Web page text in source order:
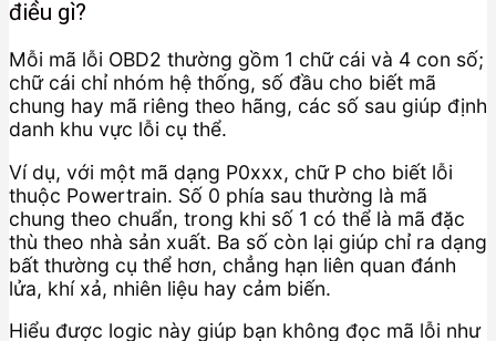
điều gì?
Mỗi mã lỗi OBD2 thường gồm 1 chữ cái và 4 con số;
chữ cái chỉ nhóm hệ thống, số đầu cho biết mã
chung hay mã riêng theo hãng, các số sau giúp định
danh khu vực lỗi cụ thể.
Ví dụ, với một mã dạng P0xxx, chữ P cho biết lỗi
thuộc Powertrain. Số 0 phía sau thường là mã
chung theo chuẩn, trong khi số 1 có thể là mã đặc
thù theo nhà sản xuất. Ba số còn lại giúp chỉ ra dạng
bất thường cụ thể hơn, chẳng hạn liên quan đánh
lửa, khí xả, nhiên liệu hay cảm biến.
Hiểu được logic này giúp bạn không đọc mã lỗi như